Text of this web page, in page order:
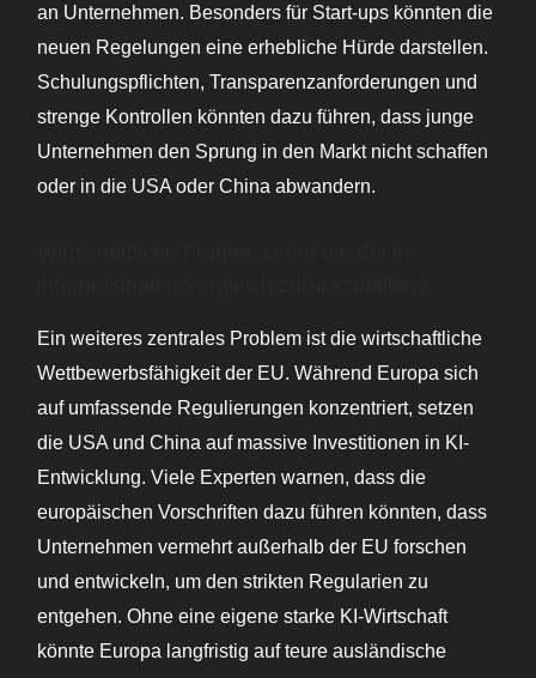
an Unternehmen. Besonders für Start-ups könnten die
neuen Regelungen eine erhebliche Hürde darstellen.
Schulungspflichten, Transparenzanforderungen und
strenge Kontrollen könnten dazu führen, dass junge
Unternehmen den Sprung in den Markt nicht schaffen
oder in die USA oder China abwandern.
Ein weiteres zentrales Problem ist die wirtschaftliche
Wettbewerbsfähigkeit der EU. Während Europa sich
auf umfassende Regulierungen konzentriert, setzen
die USA und China auf massive Investitionen in KI-
Entwicklung. Viele Experten warnen, dass die
europäischen Vorschriften dazu führen könnten, dass
Unternehmen vermehrt außerhalb der EU forschen
und entwickeln, um den strikten Regularien zu
entgehen. Ohne eine eigene starke KI-Wirtschaft
könnte Europa langfristig auf teure ausländische